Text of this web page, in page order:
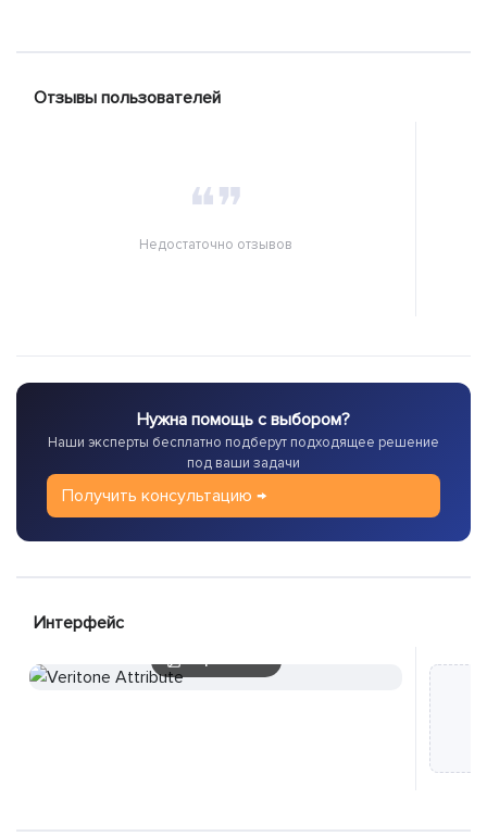
Отзывы пользователей
❝❞
Недостаточно отзывов
Нужна помощь с выбором?
Наши эксперты бесплатно подберут подходящее решение
под ваши задачи
Получить консультацию →
Интерфейс